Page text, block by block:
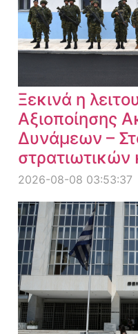
Ξεκινά η
Αξιοποίησης
Δυνάμεων –
στρατιωτικών
2026-08-08 03:53:37